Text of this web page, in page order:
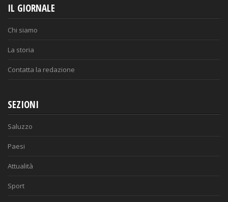
IL GIORNALE
Chi siamo
La storia
Contatta la redazione
SEZIONI
Saluzzo
Paesi
Attualità
Sport